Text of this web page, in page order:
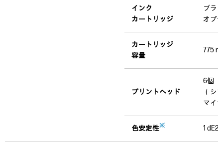
インク
カートリッジ
ブラ
オプ
カートリッジ
容量
775 ml
プリントヘッド
6個
（シ
マイ
色安定性※ 1